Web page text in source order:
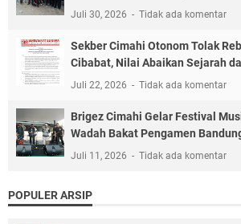
Juli 30, 2026 Tidak ada komentar
Sekber Cimahi Otonom Tolak
Cibabat, Nilai Abaikan Sejarah
Juli 22, 2026 Tidak ada komentar
Brigez Cimahi Gelar Festival
Wadah Bakat Pengamen
Juli 11, 2026 Tidak ada komentar
POPULER ARSIP